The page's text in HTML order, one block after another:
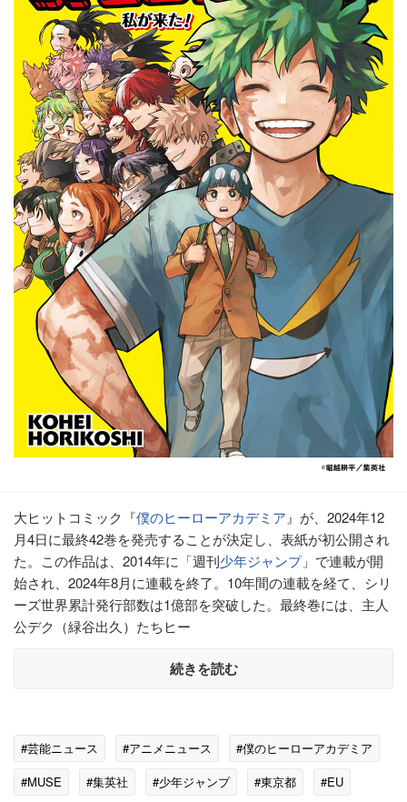
大ヒットコミック『僕のヒーローアカデミア 』が、2024年12
月4日に最終42巻を発売することが決定し、表紙が初公開され
た。この作品は、2014年に「週刊少年ジャンプ」で連載が開
始され、2024年8月に連載を終了。10年間の連載を経て、シリ
ーズ世界累計発行部数は1億部を突破した。最終巻には、主人
公デク（緑谷出久）たちヒー
続きを読む
#芸能ニュース #アニメニュース
#僕のヒーローアカデミア
#MUSE
#集英社 #少年ジャンプ #東京都
#EU